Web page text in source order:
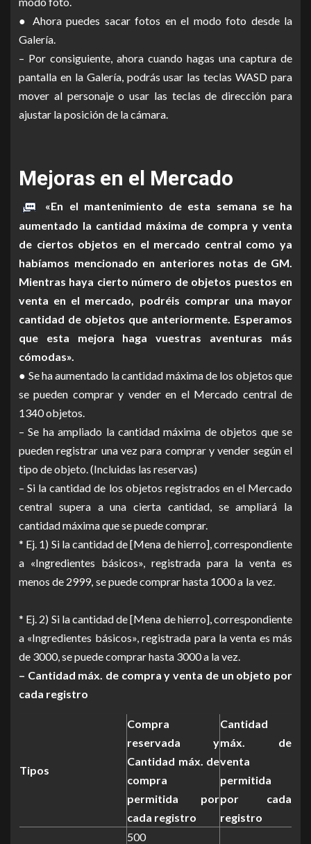
● Ahora puedes sacar fotos en el modo foto desde la
Galería.
– Por consiguiente, ahora cuando hagas una captura de
pantalla en la Galería, podrás usar las teclas WASD para
mover al personaje o usar las teclas de dirección para
ajustar la posición de la cámara.
Mejoras en el Mercado
«En el mantenimiento de esta semana se ha
aumentado la cantidad máxima de compra y venta
de ciertos objetos en el mercado central como ya
habíamos mencionado en anteriores notas de GM.
Mientras haya cierto número de objetos puestos en
venta en el mercado, podréis comprar una mayor
cantidad de objetos que anteriormente. Esperamos
que esta mejora haga vuestras aventuras más
cómodas».
● Se ha aumentado la cantidad máxima de los objetos que
se pueden comprar y vender en el Mercado central de
1340 objetos.
– Se ha ampliado la cantidad máxima de objetos que se
pueden registrar una vez para comprar y vender según el
tipo de objeto. (Incluidas las reservas)
– Si la cantidad de los objetos registrados en el Mercado
central supera a una cierta cantidad, se ampliará la
cantidad máxima que se puede comprar.
* Ej. 1) Si la cantidad de [Mena de hierro], correspondiente
a «Ingredientes básicos», registrada para la venta es
menos de 2999, se puede comprar hasta 1000 a la vez.
* Ej. 2) Si la cantidad de [Mena de hierro], correspondiente
a «Ingredientes básicos», registrada para la venta es más
de 3000, se puede comprar hasta 3000 a la vez.
– Cantidad máx. de compra y venta de un objeto por
cada registro
Tipos
Compra
reservada y
Cantidad máx. de
compra
permitida por
cada registro
Cantidad
máx. de
venta
permitida
por cada
registro
500